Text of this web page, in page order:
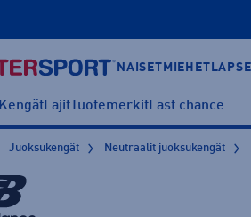
NAISET MIEHET
KengätLajitTuotemerkitLast chance
Juoksukengät Neutraalit juoksukengät